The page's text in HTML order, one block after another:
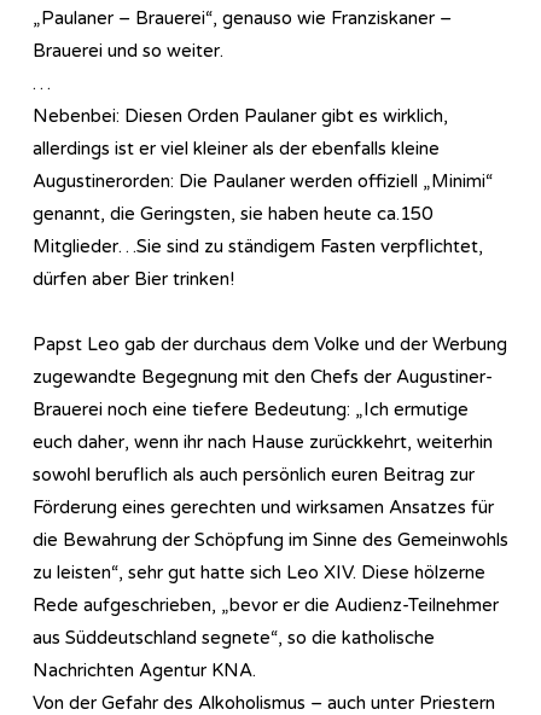
„Paulaner – Brauerei“, genauso wie Franziskaner –
Brauerei und so weiter.
…
Nebenbei: Diesen Orden Paulaner gibt es wirklich,
allerdings ist er viel kleiner als der ebenfalls kleine
Augustinerorden: Die Paulaner werden offiziell „Minimi“
genannt, die Geringsten, sie haben heute ca.150
Mitglieder…Sie sind zu ständigem Fasten verpflichtet,
dürfen aber Bier trinken!
Papst Leo gab der durchaus dem Volke und der Werbung
zugewandte Begegnung mit den Chefs der Augustiner-
Brauerei noch eine tiefere Bedeutung: „Ich ermutige
euch daher, wenn ihr nach Hause zurückkehrt, weiterhin
sowohl beruflich als auch persönlich euren Beitrag zur
Förderung eines gerechten und wirksamen Ansatzes für
die Bewahrung der Schöpfung im Sinne des Gemeinwohls
zu leisten“, sehr gut hatte sich Leo XIV. Diese hölzerne
Rede aufgeschrieben, „bevor er die Audienz-Teilnehmer
aus Süddeutschland segnete“, so die katholische
Nachrichten Agentur KNA.
Von der Gefahr des Alkoholismus – auch unter Priestern